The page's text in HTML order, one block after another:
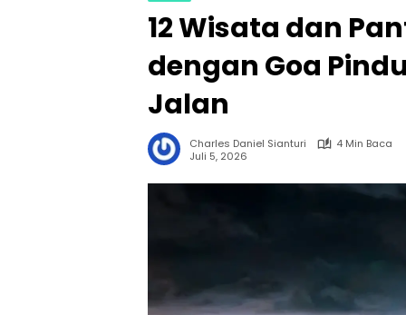
12 Wisata dan
dengan Goa
Jalan
Charles Daniel Sianturi
4 Min Baca
Juli 5, 2026